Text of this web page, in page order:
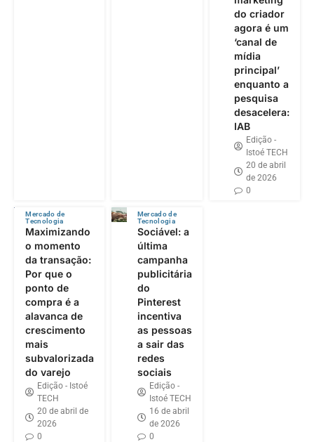
do criador
agora é um
‘canal de
mídia
principal’
enquanto a
pesquisa
desacelera:
IAB
Edição -
Istoé TECH
20 de abril
de 2026
0
Mercado de
Tecnologia
Maximizando
o momento
da transação:
Por que o
ponto de
compra é a
alavanca de
crescimento
mais
subvalorizada
do varejo
Edição - Istoé
TECH
20 de abril de
2026
0
Mercado de
Tecnologia
Sociável: a
última
campanha
publicitária
do
Pinterest
incentiva
as pessoas
a sair das
redes
sociais
Edição -
Istoé TECH
16 de abril
de 2026
0